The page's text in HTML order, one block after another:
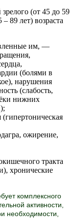
(от 45 до 59
89 лет) возраста
им, —
(болями в
нарушения
(слабость,
нижних
ожирение,
тракта
хронические
комплексного
активности,
необходимости,